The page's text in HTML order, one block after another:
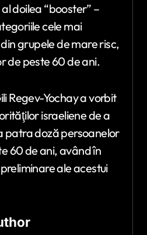
doilea “booster” –
cele mai
grupele de mare risc,
de peste 60 de ani.
Regev-Yochay a vorbit
israeliene de a
patra doză persoanelor
60 de ani, având în
ale acestui